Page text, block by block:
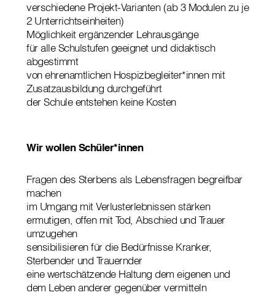
verschiedene Projekt-Varianten (ab 3 Modulen zu je
2 Unterrichtseinheiten)
Möglichkeit ergänzender Lehrausgänge
für alle Schulstufen geeignet und didaktisch
abgestimmt
von ehrenamtlichen Hospizbegleiter*innen mit
Zusatzausbildung durchgeführt
der Schule entstehen keine Kosten
Wir wollen Schüler*innen
Fragen des Sterbens als Lebensfragen begreifbar
machen
im Umgang mit Verlusterlebnissen stärken
ermutigen, offen mit Tod, Abschied und Trauer
umzugehen
sensibilisieren für die Bedürfnisse Kranker,
Sterbender und Trauernder
eine wertschätzende Haltung dem eigenen und
dem Leben anderer gegenüber vermitteln